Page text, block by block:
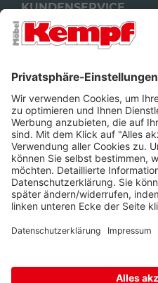
IN
KUNDENSERVICE
FILIALEN
Barrierefreiheit Cookie-
Nachnahmegebühren,
* Wir nutzen Trusted Shops als